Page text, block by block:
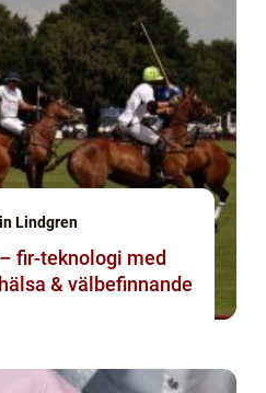
Lindgren
fir-teknologi med
& välbefinnande